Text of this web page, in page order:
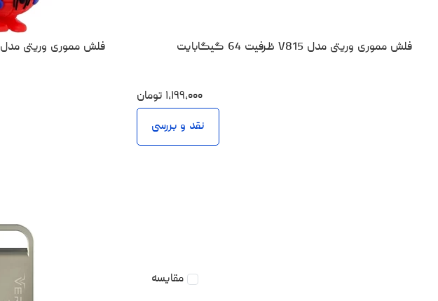
فلش مموری وریتی مدل V815 ظرفیت 64 گیگابایت
۱،۱۹۹،۰۰۰ تومان
نقد و بررسی
فلش مموری وریتی مدل T230 USB2.0 ظرفیت 32 گیگابایت
مقایسه